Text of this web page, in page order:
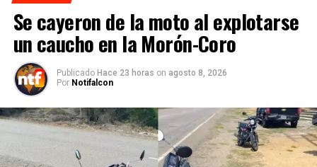
Se cayeron de la moto al explotarse
un caucho en la Morón-Coro
Publicado Hace 23 horas on agosto 8, 2026
Por Notifalcon